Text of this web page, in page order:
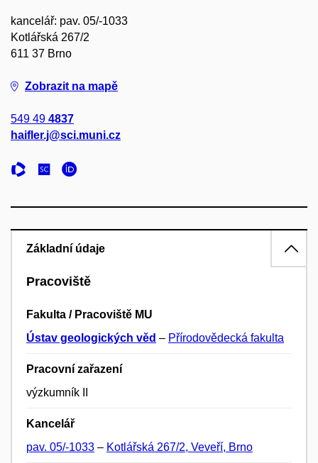
kancelář: pav. 05/-1033
Kotlářská 267/2
611 37 Brno
Zobrazit na mapě
549 49 4837
haifler.j@sci.muni.cz
Základní údaje
Pracoviště
Fakulta / Pracoviště MU
Ústav geologických věd – Přírodovědecká fakulta
Pracovní zařazení
výzkumník II
Kancelář
pav. 05/-1033 – Kotlářská 267/2, Veveří, Brno